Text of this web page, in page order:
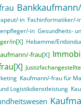
in Fachinformatiker/-
in Gesundheits-
in[X] Hebamme/
frau[X]
X]
Kaufmann/-frau für
Logistikdienstleistung